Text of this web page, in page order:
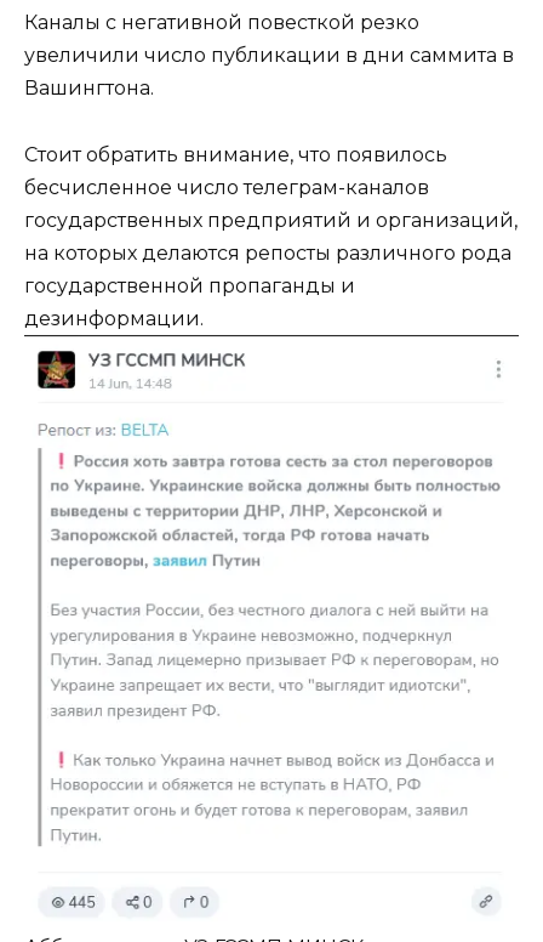
Каналы с негативной повесткой резко
увеличили число публикации в дни саммита в
Вашингтона.
Стоит обратить внимание, что появилось
бесчисленное число телеграм-каналов
государственных предприятий и организаций,
на которых делаются репосты различного рода
государственной пропаганды и
дезинформации.